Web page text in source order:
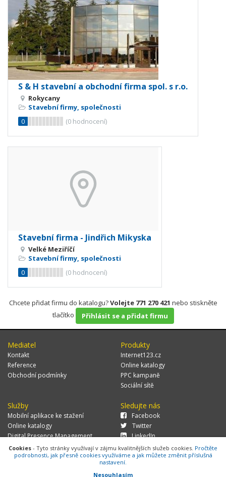
S & H stavební a obchodní firma spol. s r.o.
Rokycany
Stavební firmy, společnosti
0
(0 hodnocení)
Stavební firma - Jindřich Mikyska
Velké Meziříčí
Stavební firmy, společnosti
0
(0 hodnocení)
Chcete přidat firmu do katalogu?Volejte 771 270 421 nebo stiskněte
tlačítko
Přihlásit se a přidat firmu
Mediatel
Kontakt
Reference
Obchodní podmínky
Produkty
Internet123.cz
Online katalogy
PPC kampaně
Sociální sítě
Služby
Mobilní aplikace ke stažení
Online katalogy
Digital Presence Management
Více zákazníků
Sledujte nás
Facebook
Twitter
LinkedIn
Cookies - Tyto stránky využívají v zájmu kvalitnějších služeb cookies. Pročtěte
podrobnosti, jak přesně cookies využíváme a jak můžete změnit příslušná
nastavení.
Nesouhlasím